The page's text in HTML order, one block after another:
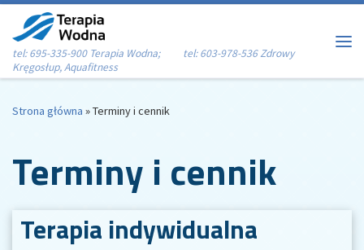
Przejdź do treści
tel: 695-335-900 Terapia Wodna; tel: 603-978-536 Zdrowy
Kręgosłup, Aquafitness
Strona główna »Terminy i cennik
Terminy i cennik
Terapia indywidualna